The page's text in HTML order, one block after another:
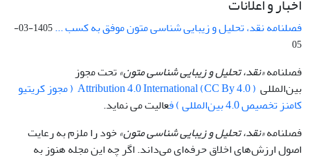
فصلنامه نقد، تحلیل و زیبایی شناسی متون موفق به کسب ...
1405-03-
05
فصلنامه«نقد، تحلیل و زیبایی شناسی متون»تحت مجوز
بین‌المللی
Attribution 4.0 International (CC By 4.0 ) ( مجوز کریتیو
کامنز تخصیص 4.0 بین‌المللی ) ف
عالیت می نماید.
فصلنامه«نقد، تحلیل و زیبایی شناسی متون»خود را ملزم به رعایت
اصول ارزش‌های اخلاق حرفه‌ای می‌داند. اگر چه این مجله هنوز به